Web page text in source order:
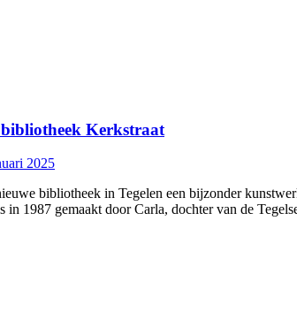
Kerkstraat
2025
bibliotheek in Tegelen een bijzonder
1987 gemaakt door Carla, dochter van de